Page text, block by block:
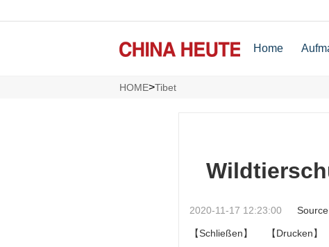
Home
HOME>Tibet
2020-11-17 12:23:00
【Schließen】 【Drucken】